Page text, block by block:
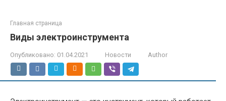
Главная страница
Виды электроинструмента
Опубликовано: 01.04.2021 Новости Author